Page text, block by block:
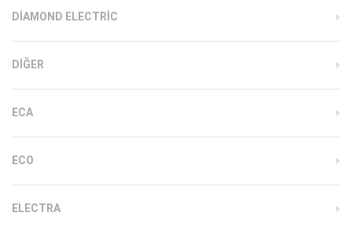
DIAMOND ELECTRIC
DIĞER
ECA
ECO
ELECTRA